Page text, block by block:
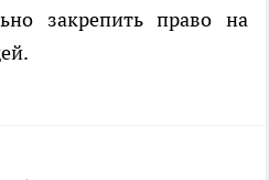
закрепить право на